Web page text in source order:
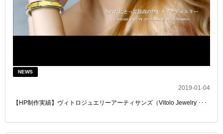
NEWS
2019-01-04
【HP制作実績】ヴィトロジュエリーアーティサンズ（Vitolo Jewelry ･･･